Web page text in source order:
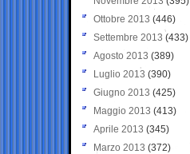
Ottobre 2013 (446)
Settembre 2013 (433)
Agosto 2013 (389)
Luglio 2013 (390)
Giugno 2013 (425)
Maggio 2013 (413)
Aprile 2013 (345)
Marzo 2013 (372)